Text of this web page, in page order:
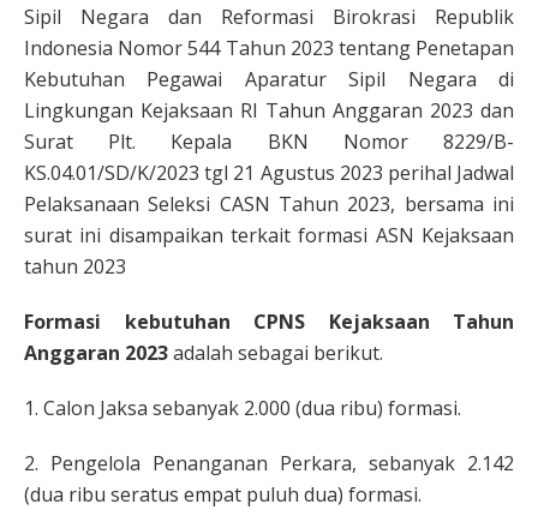
Sipil Negara dan Reformasi Birokrasi Republik
Indonesia Nomor 544 Tahun 2023 tentang Penetapan
Kebutuhan Pegawai Aparatur Sipil Negara di
Lingkungan Kejaksaan RI Tahun Anggaran 2023 dan
Surat Plt. Kepala BKN Nomor 8229/B-
KS.04.01/SD/K/2023 tgl 21 Agustus 2023 perihal Jadwal
Pelaksanaan Seleksi CASN Tahun 2023, bersama ini
surat ini disampaikan terkait formasi ASN Kejaksaan
tahun 2023
Formasi kebutuhan CPNS Kejaksaan Tahun
Anggaran 2023adalah sebagai berikut.
1. Calon Jaksa sebanyak 2.000 (dua ribu) formasi.
2. Pengelola Penanganan Perkara, sebanyak 2.142
(dua ribu seratus empat puluh dua) formasi.